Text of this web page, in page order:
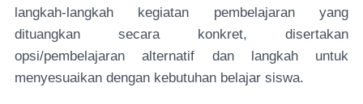
langkah-langkah kegiatan pembelajaran yang
dituangkan secara konkret, disertakan
opsi/pembelajaran alternatif dan langkah untuk
menyesuaikan dengan kebutuhan belajar siswa.